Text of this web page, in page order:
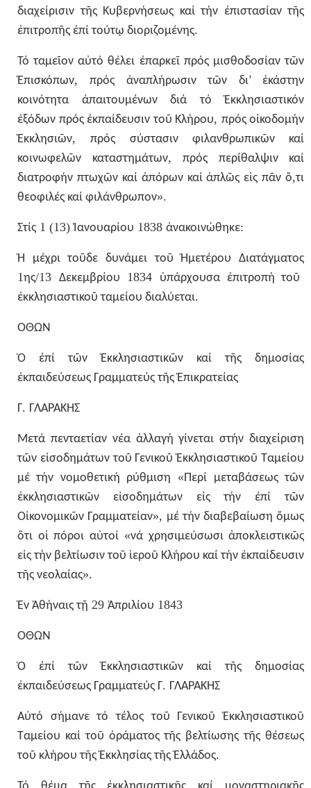
διαχείρισιν τῆς Κυβερνήσεως καί τήν ἐπιστασίαν τῆς
ἐπιτροπῆς ἐπί τούτῳ διοριζομένης.
Τό ταμεῖον αὐτό θέλει ἐπαρκεῖ πρός μισθοδοσίαν τῶν
Ἐπισκόπων,πρός ἀναπλήρωσιν τῶν δι’
ἑκάστην
κοινότητα
ἀπαιτουμένων διά τό
Ἐκκλησιαστικόν
ἐξόδων πρός ἐκπαίδευσιν τοῦ Κλήρου, πρός οἰκοδομήν
Ἐκκλησιῶν,πρός σύστασιν φιλανθρωπικῶν
καί
κοινωφελῶν
καταστημάτων, πρός περίθαλψιν
καί
διατροφήν πτωχῶν καί ἀπόρων καί ἁπλῶς εἰς πᾶν ὅ,τι
θεοφιλές καί φιλάνθρωπον».
Στίς 1 (13)Ἰανουαρίου 1838 ἀνακοινώθηκε:
Ἡ μέχρι τοῦδε δυνάμει τοῦ Ἡμετέρου Διατάγματος
1ης/13 Δεκεμβρίου 1834 ὑπάρχουσα ἐπιτροπή τοῦ
ἐκκλησιαστικοῦ ταμείου διαλύεται.
ΟΘΩΝ
Ὁ ἐπί τῶν Ἐκκλησιαστικῶν καί τῆς
δημοσίας
ἐκπαιδεύσεως Γραμματεύς τῆς Ἐπικρατείας
Γ. ΓΛΑΡΑΚΗΣ
Μετά πενταετίαν νέα ἀλλαγή γίνεται στήν διαχείριση
τῶν εἰσοδημάτων τοῦ Γενικοῦ Ἐκκλησιαστικοῦ Ταμείου
μέ τήν νομοθετική ρύθμιση «Περί μεταβάσεως τῶν
ἐκκλησιαστικῶν
εἰσοδημάτων εἰς τήν ἐπί
τῶν
Οἰκονομικῶν Γραμματείαν», μέ τήν διαβεβαίωση ὅμως
ὅτι οἱ πόροι αὐτοί«νά χρησιμεύσωσι ἀποκλειστικῶς
εἰς τήν βελτίωσιν τοῦ ἱεροῦ Κλήρου καί τήν ἐκπαίδευσιν
τῆς νεολαίας».
Ἐν Ἀθήναις τῇ 29 Ἀπριλίου 1843
ΟΘΩΝ
Ὁ ἐπί τῶν Ἐκκλησιαστικῶν καί τῆς
δημοσίας
ἐκπαιδεύσεως Γραμματεύς Γ. ΓΛΑΡΑΚΗΣ
Αὐτό σήμανε τό τέλος τοῦ Γενικοῦ
Ἐκκλησιαστικοῦ
Ταμείου καί τοῦ ὁράματος τῆς βελτίωσης τῆς θέσεως
τοῦ κλήρου τῆς Ἐκκλησίας τῆς Ἑλλάδος.